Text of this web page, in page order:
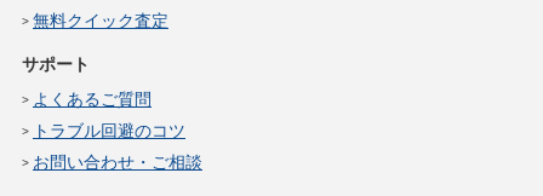
無料クイック査定
サポート
よくあるご質問
トラブル回避のコツ
お問い合わせ・ご相談